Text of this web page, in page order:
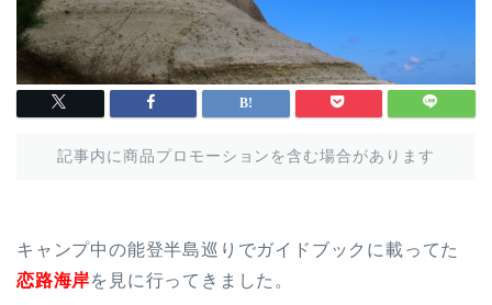
記事内に商品プロモーションを含む場合があります
キャンプ中の能登半島巡りでガイドブックに載ってた
恋路海岸を見に行ってきました。